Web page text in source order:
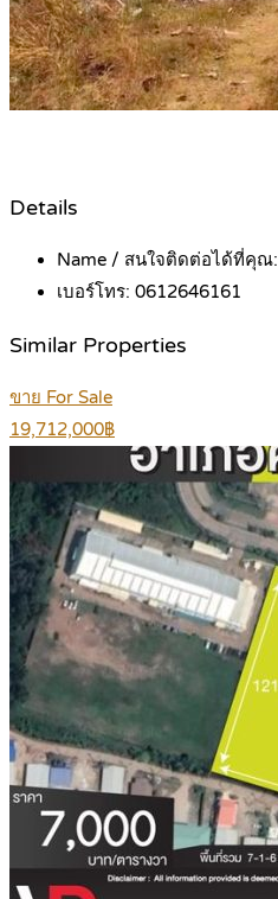
Details
Name / สนใจติดต่อได้ที่คุณ:
เบอร์โทร: 0612646161
Similar Properties
ขาย For Sale
19,712,000฿